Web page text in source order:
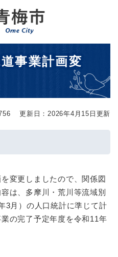
ばして本文へ
事業計画変
更新日：2026年4月15日更新
変更しましたので、関係図
は、多摩川・荒川等流域別
3月）の人口統計に準じて計
の完了予定年度を令和11年